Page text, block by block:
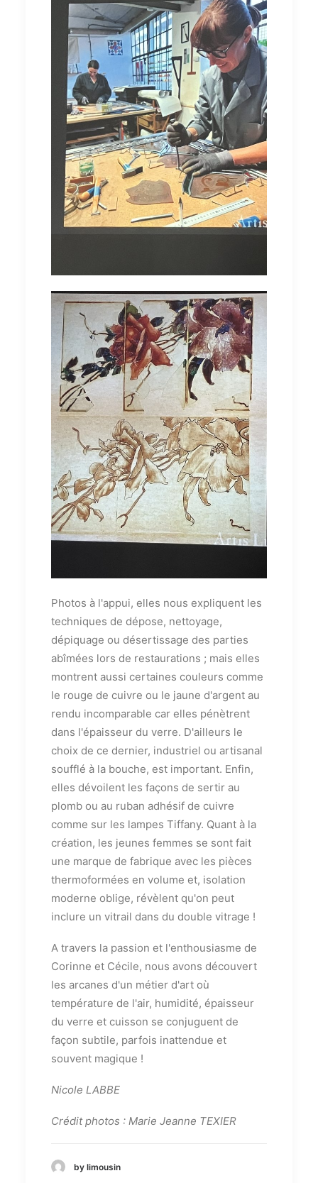
Photos à l'appui, elles nous expliquent les
techniques de dépose, nettoyage,
dépiquage ou désertissage des parties
abîmées lors de restaurations ; mais elles
montrent aussi certaines couleurs comme
le rouge de cuivre ou le jaune d'argent au
rendu incomparable car elles pénètrent
dans l'épaisseur du verre. D'ailleurs le
choix de ce dernier, industriel ou artisanal
soufflé à la bouche, est important. Enfin,
elles dévoilent les façons de sertir au
plomb ou au ruban adhésif de cuivre
comme sur les lampes Tiffany. Quant à la
création, les jeunes femmes se sont fait
une marque de fabrique avec les pièces
thermoformées en volume et, isolation
moderne oblige, révèlent qu'on peut
inclure un vitrail dans du double vitrage !
A travers la passion et l'enthousiasme de
Corinne et Cécile, nous avons découvert
les arcanes d'un métier d'art où
température de l'air, humidité, épaisseur
du verre et cuisson se conjuguent de
façon subtile, parfois inattendue et
souvent magique !
Nicole LABBE
Crédit photos : Marie Jeanne TEXIER
by limousin